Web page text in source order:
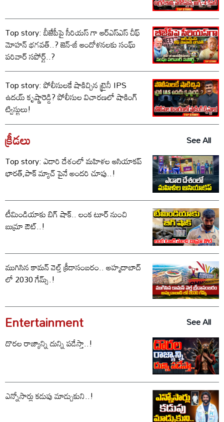
Top story: బీజేపీపై సీరియస్ గా ఆర్‌ఎస్‌ఎస్ చీఫ్
మోహన్ భగవత్..? జెన్-జీ ఆందోళనలకు సంఘ్
పరివార్ సపోర్ట్..?
Top story: పోలీసులకే షాకిచ్చిన ట్రైనీ IPS
ఉదయ్ కృష్ణారెడ్డి? పోలీసుల విచారణలో షాకింగ్
ట్విస్టులు!
క్రీడలు
See All
Top story: ఎడారి దేశంలో మహిళల ఆసియాకప్
భారత్,పాక్ మ్యాచ్ పైనే అందరి చూపు..!
టీమిండియాకు బిగ్ షాక్.. లంక టూర్ నుంచి
బుమ్రా ఔట్..!
ముగిసిన కామన్ వెల్త్ క్రీడాసంబరం.. అహ్మదాబాద్
లో 2030 గేమ్స్.!
Entertainment
See All
దొరల రాజ్యాన్ని దున్ని పడేస్తా..!
ఎన్నోసార్లు కడుపు మాడ్చుకుని..!